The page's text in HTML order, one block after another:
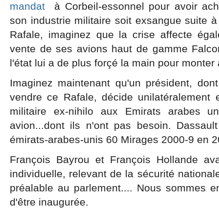
mandat
à Corbeil-essonnel pour avoir
son industrie militaire soit exsangue suite
Rafale, imaginez que la crise affecte
vente de ses avions haut de gamme
l'état lui a de plus forçé la main pour
Imaginez maintenant qu'un président,
vendre ce Rafale, décide
militaire ex-nihilo aux Emirats arabes
avion...dont ils n'ont pas besoin.
émirats-arabes-unis 60 Mirages 2000-9 en
François Bayrou et François Hollande
individuelle, relevant de la sécurité
préalable au parlement.... Nous sommes
d'être inaugurée.